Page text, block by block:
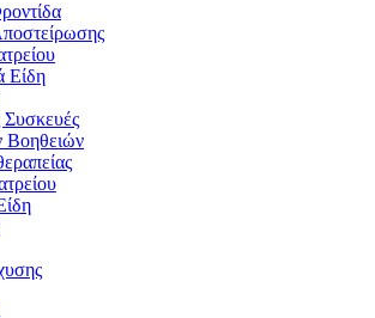
Είδη
Συσκευές